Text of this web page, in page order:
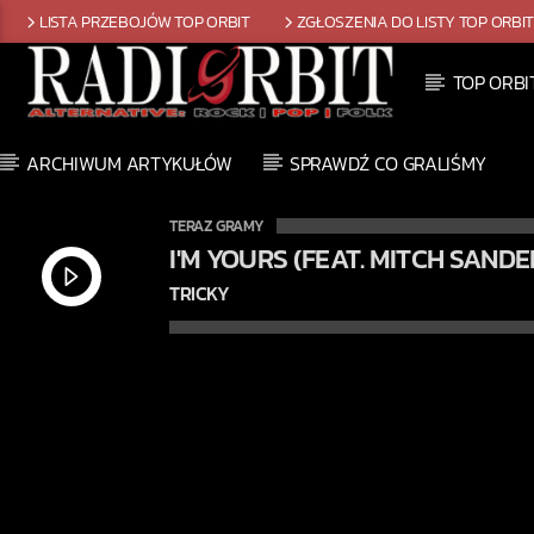
LISTA PRZEBOJÓW TOP ORBIT ZGŁOSZENIA DO LISTY TOP ORBIT
TOP
ARCHIWUM ARTYKUŁÓW SPRAWDŹ CO GRALIŚMY
TERAZ GRAMY
I'M YOURS (FEAT. MITCH
TRICKY